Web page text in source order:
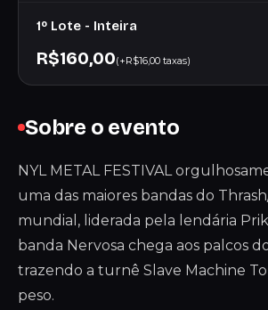
Sobre o evento
NYL METAL FESTIVAL
uma das maiores bandas do
mundial, liderada pela lendária
banda Nervosa chega aos palcos
trazendo a turnê Slave Machine
peso.
1º Lote - Inteira
R$160,00(+R$16,00 taxas)